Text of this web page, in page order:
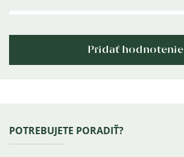
Pridať hodnotenie
Zápätie
POTREBUJETE PORADIŤ?